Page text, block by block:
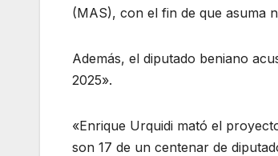
(MAS), con el fin de que asuma
Además, el diputado beniano
2025».
«Enrique Urquidi mató el
son 17 de un centenar de